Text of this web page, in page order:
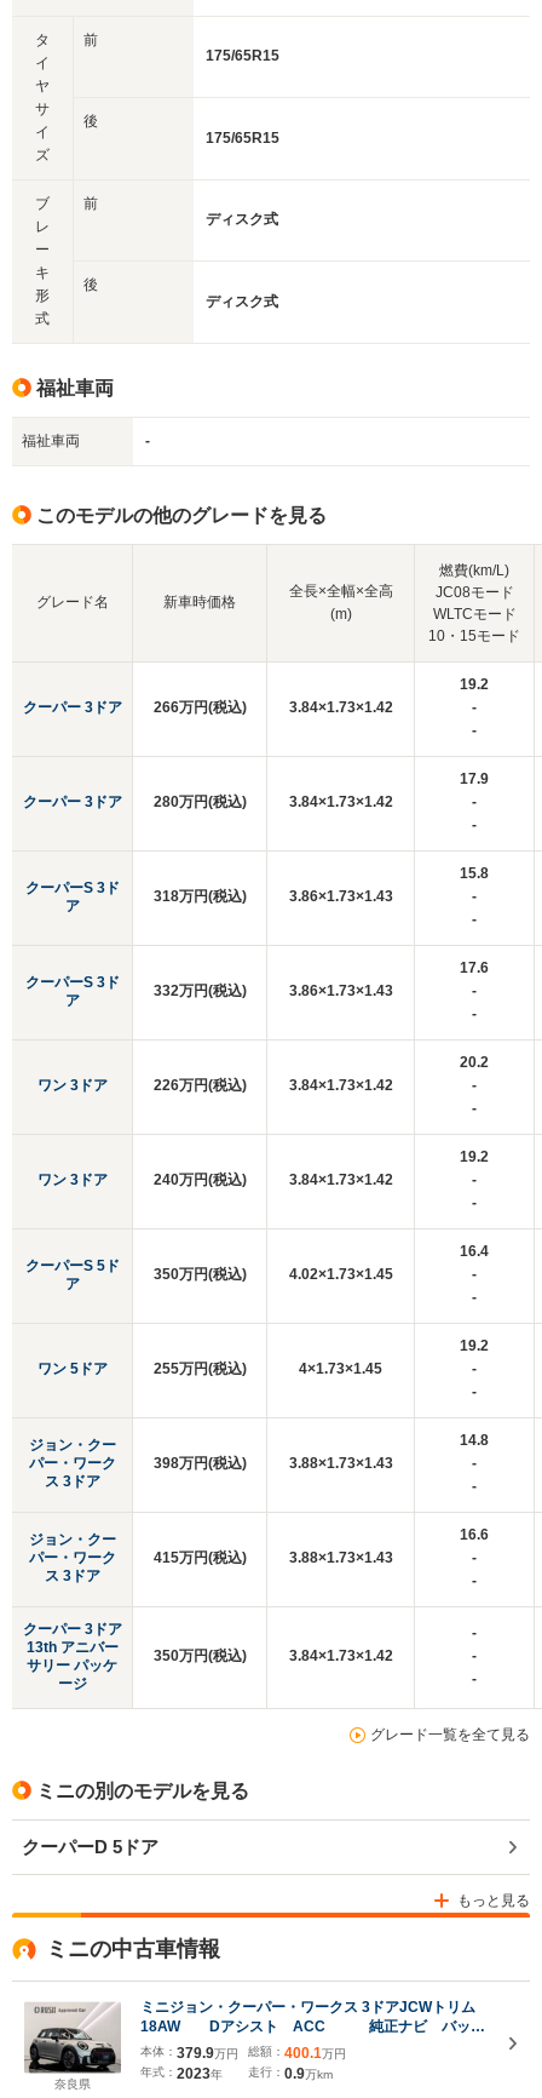
タ
イ
ヤ
サ
イ
ズ
前
175/65R15
後
175/65R15
ブ
レ
ー
キ
形
式
前
ディスク式
後
ディスク式
福祉車両
福祉車両 -
このモデルの他のグレードを見る
グレード名
クーパー 3ドア
クーパー 3ドア
クーパーS 3ド
ア
クーパーS 3ド
ア
ワン 3ドア
ワン 3ドア
クーパーS 5ド
ア
ワン 5ドア
ジョン・クー
パー・ワーク
ス 3ドア
ジョン・クー
パー・ワーク
ス 3ドア
クーパー 3ドア
13th アニバー
サリー パッケ
ージ
新車時価格
全長×全幅×全高
(m)
燃費(km/L)
JC08モード
WLTCモード
10・15モード
266万円(税込) 3.84×1.73×1.42
19.2
-
-
280万円(税込) 3.84×1.73×1.42
17.9
-
-
318万円(税込) 3.86×1.73×1.43
15.8
-
-
332万円(税込) 3.86×1.73×1.43
17.6
-
-
226万円(税込) 3.84×1.73×1.42
20.2
-
-
240万円(税込) 3.84×1.73×1.42
19.2
-
-
350万円(税込) 4.02×1.73×1.45
16.4
-
-
255万円(税込) 4×1.73×1.45
19.2
-
-
398万円(税込) 3.88×1.73×1.43
14.8
-
-
415万円(税込) 3.88×1.73×1.43
16.6
-
-
350万円(税込) 3.84×1.73×1.42
-
-
-
グレード一覧を全て見る
ミニの別のモデルを見る
クーパーD 5ドア
もっと見る
ミニの中古車情報
奈良県
ミニジョン・クーパー・ワークス 3ドアJCWトリム
18AW Dアシスト ACC 純正ナビ バック
カメラ 前後障害物センサー アクティブクルコン
パーキングアシスト ヘッドアップディスプレイ
本体： 379.9万円
年式： 2023年
総額： 400.1万円
走行： 0.9万km